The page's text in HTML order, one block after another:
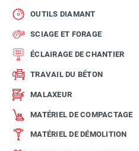
OUTILS DIAMANT
SCIAGE ET FORAGE
ÉCLAIRAGE DE CHANTIER
TRAVAIL DU BÉTON
MALAXEUR
MATÉRIEL DE COMPACTAGE
MATÉRIEL DE DÉMOLITION